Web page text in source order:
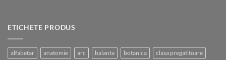
ETICHETE PRODUS
alfabetar anatomie arc balanta botanica clasa pregatitoare